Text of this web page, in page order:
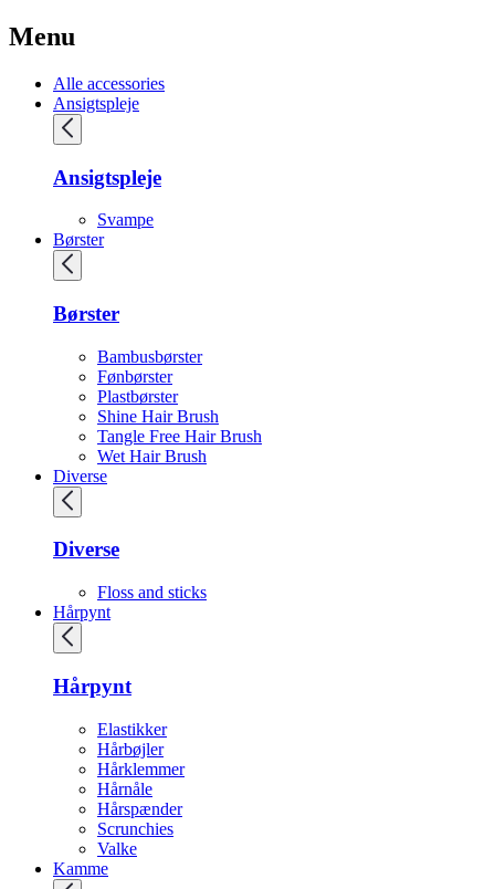
Menu
Alle accessories
Ansigtspleje
Ansigtspleje
Svampe
Børster
Børster
Bambusbørster
Fønbørster
Plastbørster
Shine Hair Brush
Tangle Free Hair Brush
Wet Hair Brush
Diverse
Diverse
Floss and sticks
Hårpynt
Hårpynt
Elastikker
Hårbøjler
Hårklemmer
Hårnåle
Hårspænder
Scrunchies
Valke
Kamme